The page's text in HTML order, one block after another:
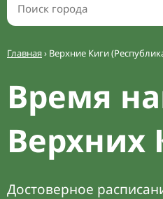
Главная› Верхние Киги
Время
Верхних
Достоверное